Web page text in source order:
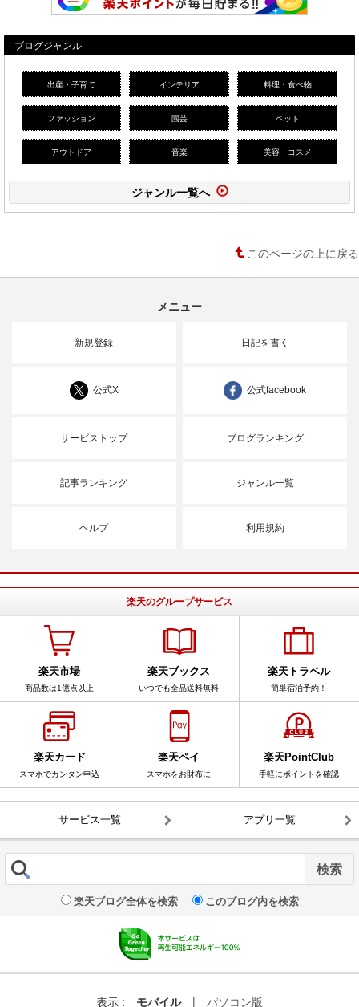
ブログジャンル
出産・子育て インテリア 料理・食べ物
ファッション 園芸 ペット
アウトドア 音楽 美容・コスメ
ジャンル一覧へ
このページの上に戻る
メニュー
新規登録 日記を書く
公式X 公式facebook
サービストップ ブログランキング
記事ランキング ジャンル一覧
ヘルプ 利用規約
楽天のグループサービス
楽天市場
商品数は1億点以上
楽天ブックス
いつでも全品送料無料
楽天トラベル
簡単宿泊予約！
楽天カード
スマホでカンタン申込
楽天ペイ
スマホをお財布に
楽天PointClub
手軽にポイントを確認
サービス一覧 アプリ一覧
楽天ブログ全体を検索 このブログ内を検索
表示 : モバイル | パソコン版